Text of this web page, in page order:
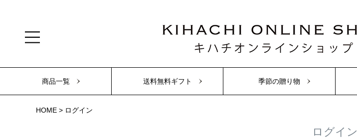
商品一覧 送料無料ギフト 季節の贈り物
HOME ログイン
ログイン